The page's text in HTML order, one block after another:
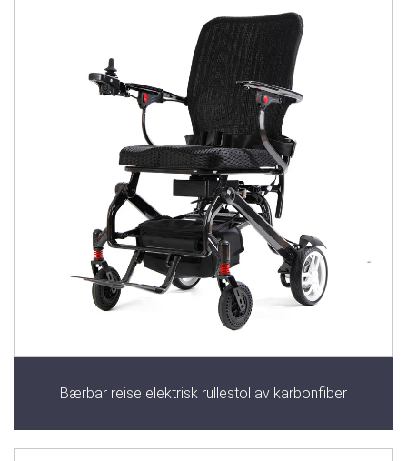
Bærbar reise elektrisk rullestol av karbonfiber